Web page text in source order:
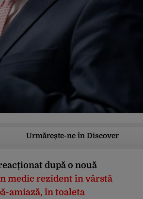
Urmărește-ne în Discover
după o nouă
medic rezident în vârstă
amiază, în toaleta